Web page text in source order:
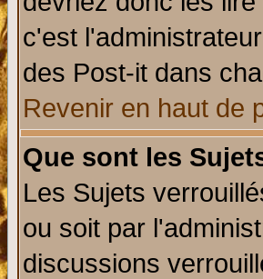
c'est
des Post-it dans
Revenir en haut de
Que sont les
Les Sujets
ou soit par
discussions